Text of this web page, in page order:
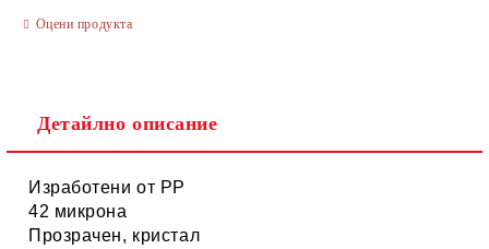
Оцени продукта
Детайлно описание
Изработени от РР
42 микрона
Прозрачен, кристал